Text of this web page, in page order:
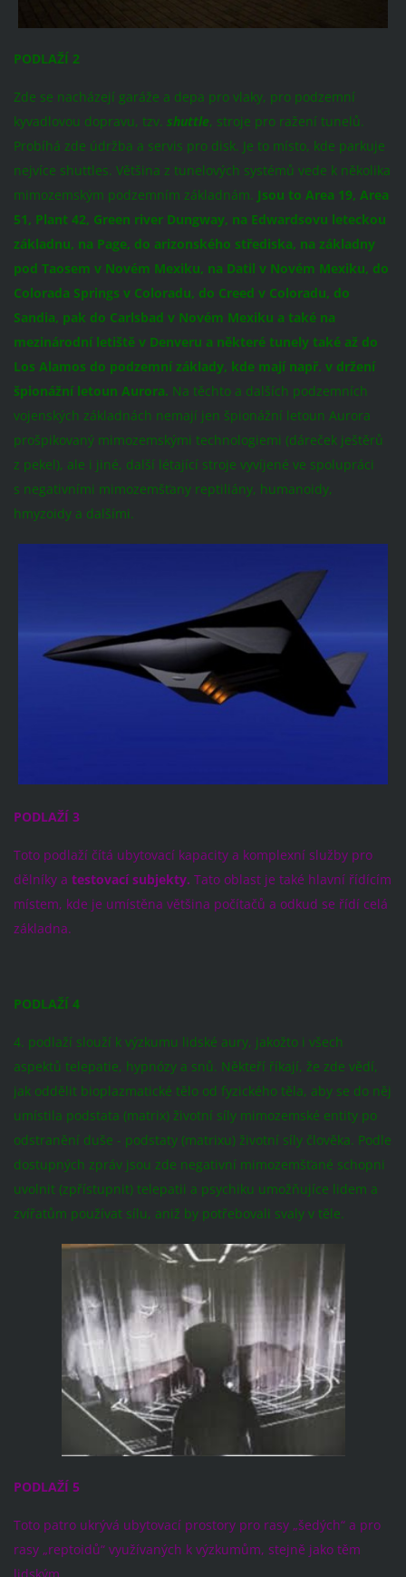
PODLAŽÍ 2
Zde se nacházejí garáže a depa pro vlaky, pro podzemní
kyvadlovou dopravu, tzv. shuttle, stroje pro ražení tunelů.
Probíhá zde údržba a servis pro disk. Je to místo, kde parkuje
nejvíce shuttles. Většina z tunelových systémů vede k několika
mimozemským podzemním základnám. Jsou to Area 19, Area
51, Plant 42, Green river Dungway, na Edwardsovu leteckou
základnu, na Page, do arizonského střediska, na základny
pod Taosem v Novém Mexiku, na Datil v Novém Mexiku, do
Colorada Springs v Coloradu, do Creed v Coloradu, do
Sandia, pak do Carlsbad v Novém Mexiku a také na
mezinárodní letiště v Denveru a některé tunely také až do
Los Alamos do podzemní základy, kde mají např. v držení
špionážní letoun Aurora. Na těchto a dalších podzemních
vojenských základnách nemají jen špionážní letoun Aurora
prošpikovaný mimozemskými technologiemi (dáreček ještěrů
z pekel), ale i jiné, další létající stroje vyvíjené ve spolupráci
s negativními mimozemšťany reptiliány, humanoidy,
hmyzoidy a dalšími.
PODLAŽÍ 3
Toto podlaží čítá ubytovací kapacity a komplexní služby pro
dělníky a testovací subjekty. Tato oblast je také hlavní řídícím
místem, kde je umístěna většina počítačů a odkud se řídí celá
základna.
PODLAŽÍ 4
4. podlaží slouží k výzkumu lidské aury, jakožto i všech
aspektů telepatie, hypnózy a snů. Někteří říkají, že zde vědí,
jak oddělit bioplazmatické tělo od fyzického těla, aby se do něj
umístila podstata (matrix) životní síly mimozemské entity po
odstranění duše - podstaty (matrixu) životní síly člověka. Podle
dostupných zpráv jsou zde negativní mimozemšťané schopni
uvolnit (zpřístupnit) telepatii a psychiku umožňujíce lidem a
zvířatům používat sílu, aniž by potřebovali svaly v těle.
PODLAŽÍ 5
Toto patro ukrývá ubytovací prostory pro rasy „šedých“ a pro
rasy „reptoidů“ využívaných k výzkumům, stejně jako těm